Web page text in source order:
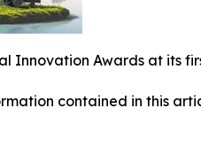
Innovation Awards at its
contained in this